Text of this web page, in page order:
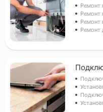
Ремонт
Ремонт
Ремонт
Ремонт
Прикрепить фото (до 5 шт.)
Добавить фото